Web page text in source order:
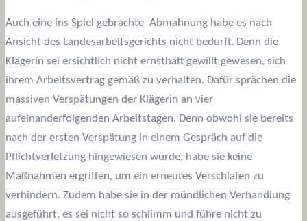
Auch eine ins Spiel gebrachte Abmahnung habe es nach
Ansicht des Landesarbeitsgerichts nicht bedurft. Denn die
Klägerin sei ersichtlich nicht ernsthaft gewillt gewesen, sich
ihrem Arbeitsvertrag gemäß zu verhalten. Dafür sprächen die
massiven Verspätungen der Klägerin an vier
aufeinanderfolgenden Arbeitstagen. Denn obwohl sie bereits
nach der ersten Verspätung in einem Gespräch auf die
Pflichtverletzung hingewiesen wurde, habe sie keine
Maßnahmen ergriffen, um ein erneutes Verschlafen zu
verhindern. Zudem habe sie in der mündlichen Verhandlung
ausgeführt, es sei nicht so schlimm und führe nicht zu